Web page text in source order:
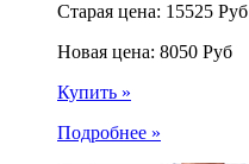
Старая цена: 15525 Руб
Новая цена: 8050 Руб
Купить »
Подробнее »